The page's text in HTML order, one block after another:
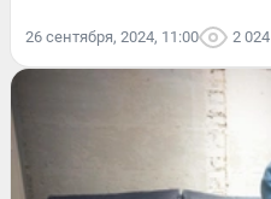
26 сентября, 2024, 11:00 2 024